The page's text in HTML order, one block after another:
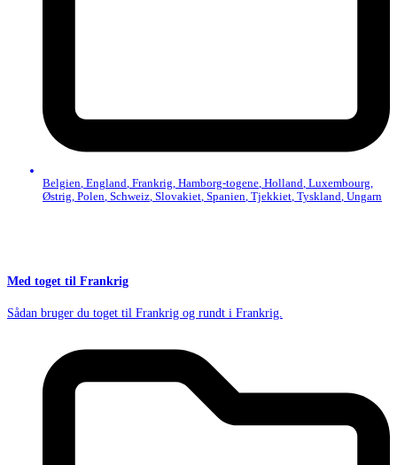
Belgien England Frankrig Hamborg-togene Holland Luxembourg
Østrig Polen Schweiz Slovakiet Spanien Tjekkiet Tyskland Ungarn
Med toget til Frankrig
Sådan bruger du toget til Frankrig og rundt i Frankrig.